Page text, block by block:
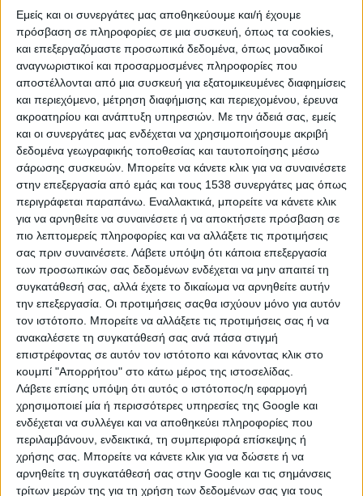
Εμείς και οι συνεργάτες μας αποθηκεύουμε και/ή έχουμε
πρόσβαση σε πληροφορίες σε μια συσκευή, όπως τα cookies,
και επεξεργαζόμαστε προσωπικά δεδομένα, όπως μοναδικοί
αναγνωριστικοί και προσαρμοσμένες πληροφορίες που
αποστέλλονται από μια συσκευή για εξατομικευμένες διαφημίσεις
και περιεχόμενο, μέτρηση διαφήμισης και περιεχομένου, έρευνα
ακροατηρίου και ανάπτυξη υπηρεσιών. Με την άδειά σας, εμείς
και οι συνεργάτες μας ενδέχεται να χρησιμοποιήσουμε ακριβή
δεδομένα γεωγραφικής τοποθεσίας και ταυτοποίησης μέσω
σάρωσης συσκευών. Μπορείτε να κάνετε κλικ για να συναινέσετε
στην επεξεργασία από εμάς και τους 1538 συνεργάτες μας όπως
περιγράφεται παραπάνω. Εναλλακτικά, μπορείτε να κάνετε κλικ
για να αρνηθείτε να συναινέσετε ή να αποκτήσετε πρόσβαση σε
πιο λεπτομερείς πληροφορίες και να αλλάξετε τις προτιμήσεις
σας πριν συναινέσετε. Λάβετε υπόψη ότι κάποια επεξεργασία
των προσωπικών σας δεδομένων ενδέχεται να μην απαιτεί τη
συγκατάθεσή σας, αλλά έχετε το δικαίωμα να αρνηθείτε αυτήν
την επεξεργασία. Οι προτιμήσεις σαςθα ισχύουν μόνο για αυτόν
τον ιστότοπο. Μπορείτε να αλλάξετε τις προτιμήσεις σας ή να
ανακαλέσετε τη συγκατάθεσή σας ανά πάσα στιγμή
επιστρέφοντας σε αυτόν τον ιστότοπο και κάνοντας κλικ στο
κουμπί "Απορρήτου" στο κάτω μέρος της ιστοσελίδας.
Λάβετε επίσης υπόψη ότι αυτός ο ιστότοπος/η εφαρμογή
χρησιμοποιεί μία ή περισσότερες υπηρεσίες της Google και
ενδέχεται να συλλέγει και να αποθηκεύει πληροφορίες που
περιλαμβάνουν, ενδεικτικά, τη συμπεριφορά επίσκεψης ή
χρήσης σας. Μπορείτε να κάνετε κλικ για να δώσετε ή να
αρνηθείτε τη συγκατάθεσή σας στην Google και τις σημάνσεις
τρίτων μερών της για τη χρήση των δεδομένων σας για τους